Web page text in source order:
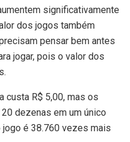
significativamente
dos jogos também
pensar bem antes
jogar, pois o valor dos
custa R$ 5,00, mas os
dezenas em um único
é 38.760 vezes mais